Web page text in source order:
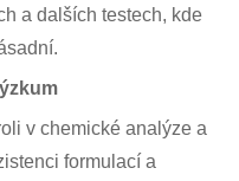
a dalších testech, kde
v chemické analýze a
formulací a